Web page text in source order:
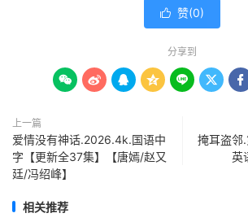
 赞(0)
分享到
      
上一篇
爱情没有神话.2026.4k.国语中
字【更新全37集】【唐嫣/赵又
廷/冯绍峰】
掩耳盗邻
英
相关推荐